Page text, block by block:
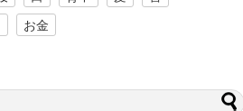
お金